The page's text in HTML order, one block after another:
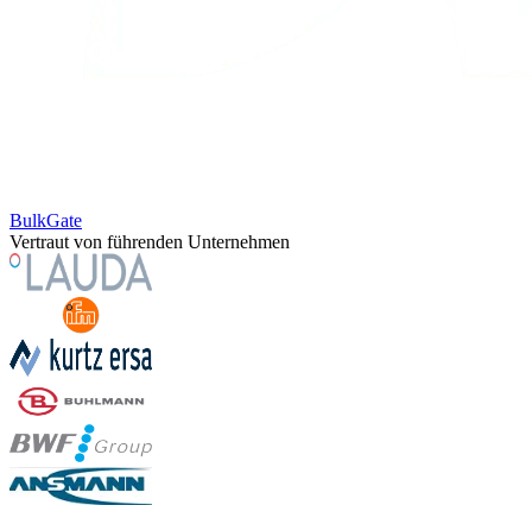
BulkGate
Vertraut von führenden Unternehmen